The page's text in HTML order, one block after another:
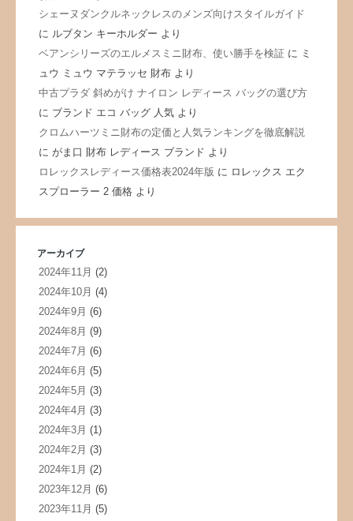
シェーヌダンクルネックレスのメンズ向けスタイルガイド
に ルブタン キーホルダー より
ベアンシリーズのエルメスミニ財布、使い勝手を検証に ミ
ュウ ミュウ マテラッセ 財布より
中古プラダ 斜めがけ ナイロン レディース バッグの選び方
に ブランド エコ バッグ 人気より
クロムハーツミニ財布の定価と人気ランキングを徹底解説
に がま口 財布 レディース ブランド より
ロレックスレディース価格表2024年版 に ロレックス エク
スプローラー 2 価格より
アーカイブ
2024年11月 (2)
2024年10月 (4)
2024年9月 (6)
2024年8月 (9)
2024年7月 (6)
2024年6月 (5)
2024年5月 (3)
2024年4月 (3)
2024年3月 (1)
2024年2月 (3)
2024年1月 (2)
2023年12月 (6)
2023年11月 (5)